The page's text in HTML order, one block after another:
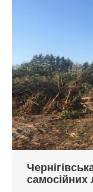
самосійних